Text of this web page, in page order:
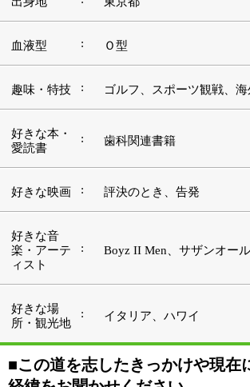
好きな音
ィスト
所・観光地
■この道を志したきっかけや現在に至るまでの
経緯をお聞かせください。
父が歯科医師をしていまして、その影響を小さい頃より
受けて医療の現場に携わりたいと考えるようになりまし
た。また、私自身、幼い頃より何かモノを作ることが好
きだったというのも歯科医師を志すきっかけとなったか
もしれないと考えています。
日本歯科大学を卒業して開業医の元で修養を積み、2007
年5月より父のクリニックである葛西のアシザワ歯科デ
ンタルオフィスの院長職を継ぎました。
『錦糸町スマイル歯科クリニック』は2011年10月に開院
したまだ新しいクリニックです。より多くの患者さんの
お役に立ちたいという思いと、最新の設備による最先端
しました。全ての患者さんのあらゆるニーズに応えてい
ける歯科医院でありたいと考えています。